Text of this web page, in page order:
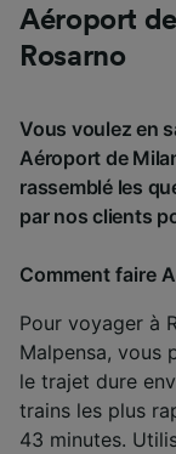
Aéroport
Rosarno
Vous voulez en
Aéroport de
rassemblé les
par nos clients
Comment faire
Pour voyager à
Malpensa, vous
le trajet dure
trains les plus
43 minutes.